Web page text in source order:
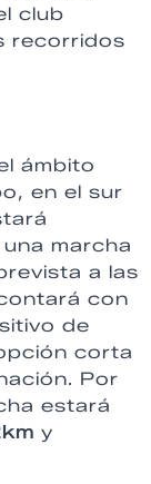
club
recorridos
ámbito
en el sur
marcha
a las
con
de
corta
Por
estará
y